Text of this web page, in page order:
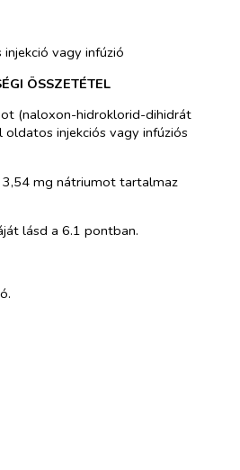
vagy infúzió
ÖSSZETÉTEL
(naloxon-hidroklorid-dihidrát
injekciós vagy infúziós
mg nátriumot tartalmaz
lásd a 6.1 pontban.